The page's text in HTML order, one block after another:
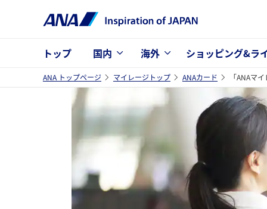
トップ 国内 海外 ショッピング&ラ
ANA トップページ マイレージトップ ANAカード 「ANAマ